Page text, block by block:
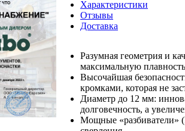
Характеристики
Отзывы
Доставка
Разумная геометрия и
максимальную
Высочайшая
кромками, которая не
Диаметр до 12 мм:
долговечность, а
Мощные «разбиватели»